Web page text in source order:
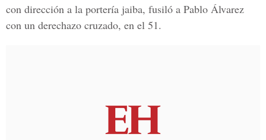
con dirección a la portería jaiba, fusiló a Pablo Álvarez
con un derechazo cruzado, en el 51.